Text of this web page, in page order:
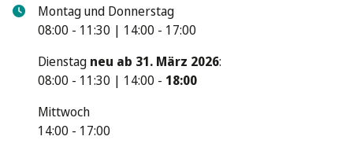
Montag und Donnerstag
08:00 - 11:30 | 14:00 - 17:00
Dienstag neu ab 31. März 2026:
08:00 - 11:30 | 14:00 - 18:00
Mittwoch
14:00 - 17:00